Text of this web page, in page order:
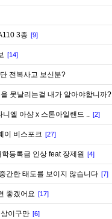
3종 [9]
[14]
전복사고 보신분?
못날리는걸 내가 알아야합니까?
엘 아샴 x 스톤아일랜드 .. [2]
이 비스포크 [27]
등록금 인상 feat 장제원 [4]
간한 태도를 보이지 않습니다 [7]
좋겠어요 [17]
이구만 [6]